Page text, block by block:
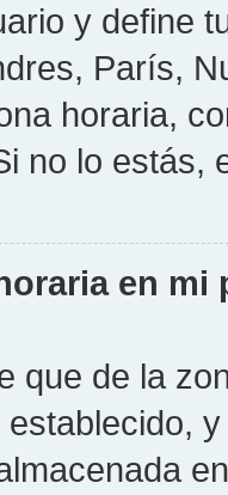
y define
París,
horaria,
no lo estás,
en
que de la